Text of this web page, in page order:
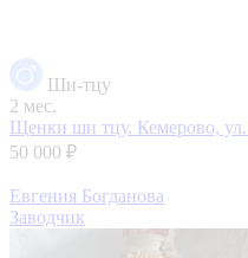
Ши-тцу
2 мес.
Щенки ши тцу. Кемерово,
50 000 ₽
Евгения Богданова
Заводчик